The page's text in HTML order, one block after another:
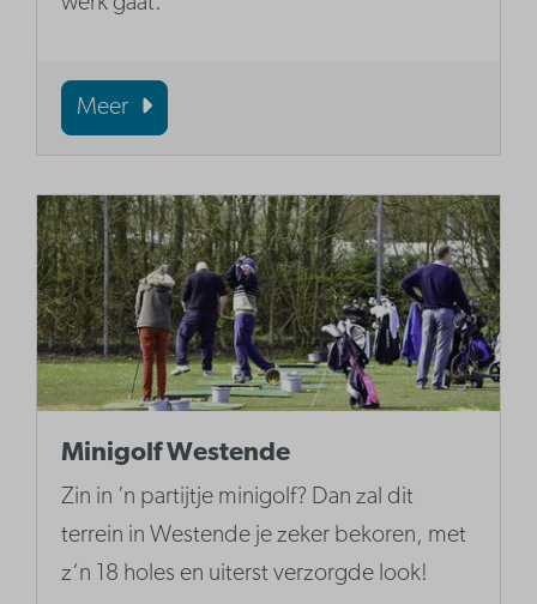
Meer
Minigolf Westende
Zin in ’n partijtje minigolf? Dan zal dit
terrein in Westende je zeker bekoren, met
z‘n 18 holes en uiterst verzorgde look!